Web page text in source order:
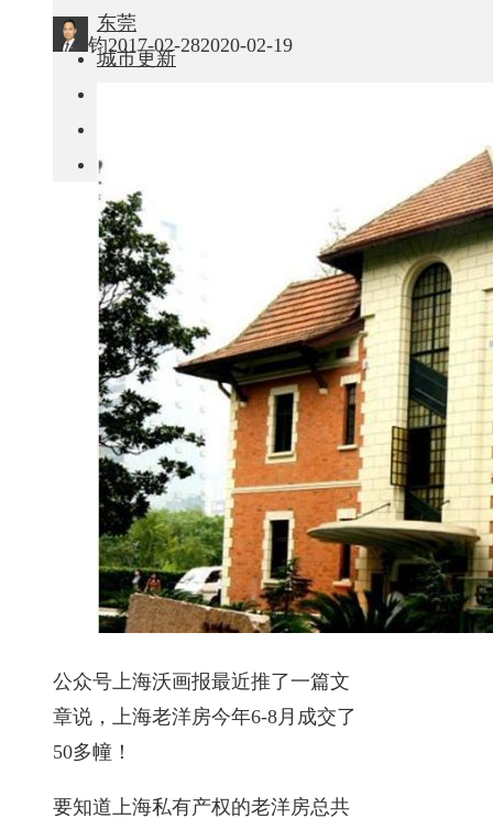
东莞
城市更新
其他
钧2017-02-282020-02-19
公众号上海沃画报最近推了一篇文
章说，上海老洋房今年6-8月成交了
50多幢！
要知道上海私有产权的老洋房总共